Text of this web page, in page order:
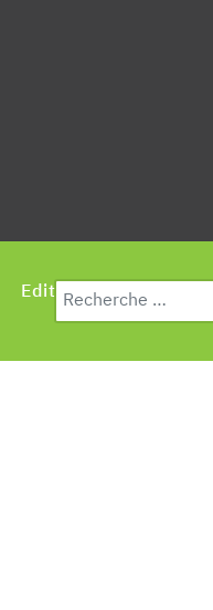
Editeurs Contact
Valider